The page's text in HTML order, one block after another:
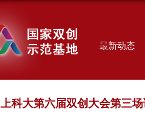
最新动态
上科大第六届双创大会第三